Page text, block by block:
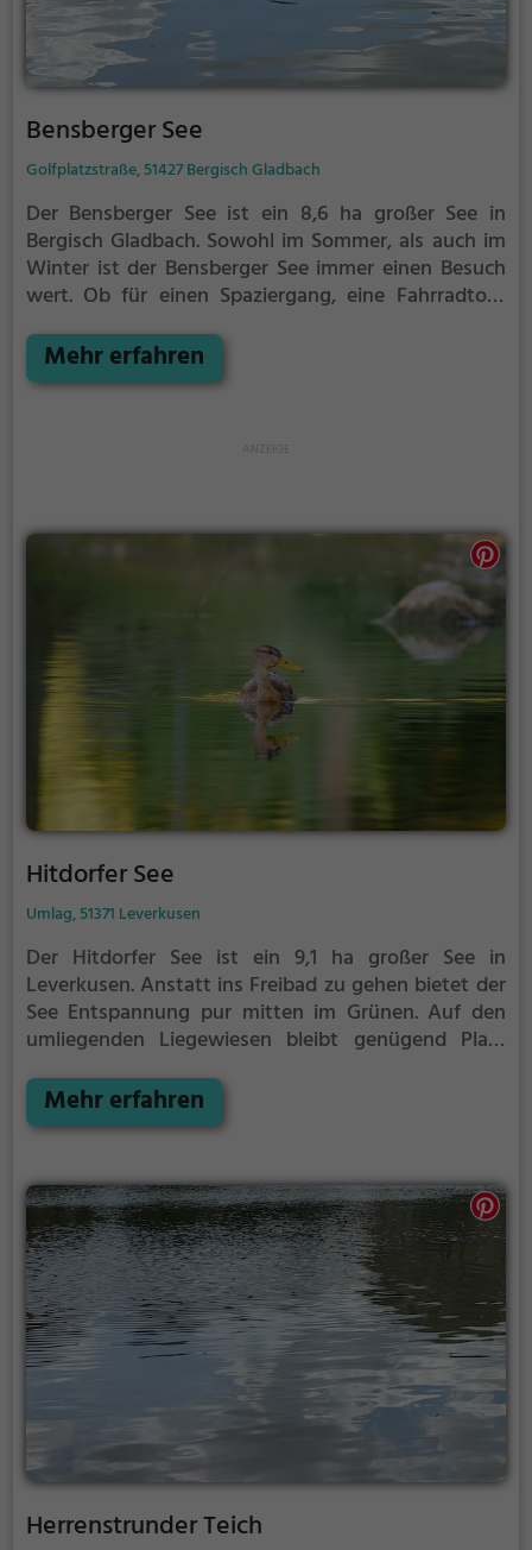
Bensberger See
Golfplatzstraße, 51427 Bergisch Gladbach
Der Bensberger See ist ein 8,6 ha großer See in
Bergisch Gladbach. Sowohl im Sommer, als auch im
Winter ist der Bensberger See immer einen Besuch
wert. Ob für einen Spaziergang, eine Fahrradtour
Bensberger See bietet zahlreiche Möglichkeiten für
Freizeitaktivitäten.
Mehr erfahren
Hitdorfer See
Umlag, 51371 Leverkusen
Der Hitdorfer See ist ein 9,1 ha großer See in
Leverkusen. Anstatt ins Freibad zu gehen bietet der
See Entspannung pur mitten im Grünen. Auf den
umliegenden Liegewiesen bleibt genügend Platz
September ist der Hitdorfer See ein beliebtes
Ausflugsziel. Egal ob für Familien, Freunde oder
Tage.
Mehr erfahren
Herrenstrunder Teich